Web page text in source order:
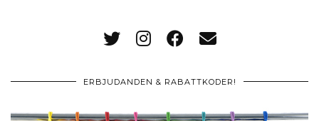
ERBJUDANDEN & RABATTKODER!